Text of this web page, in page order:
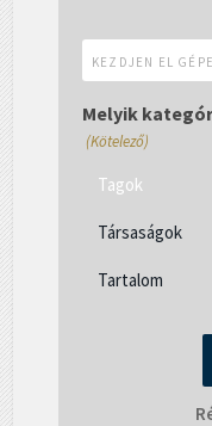
Melyik
(Kötelező)
Tagok
Társaságok
Tartalom